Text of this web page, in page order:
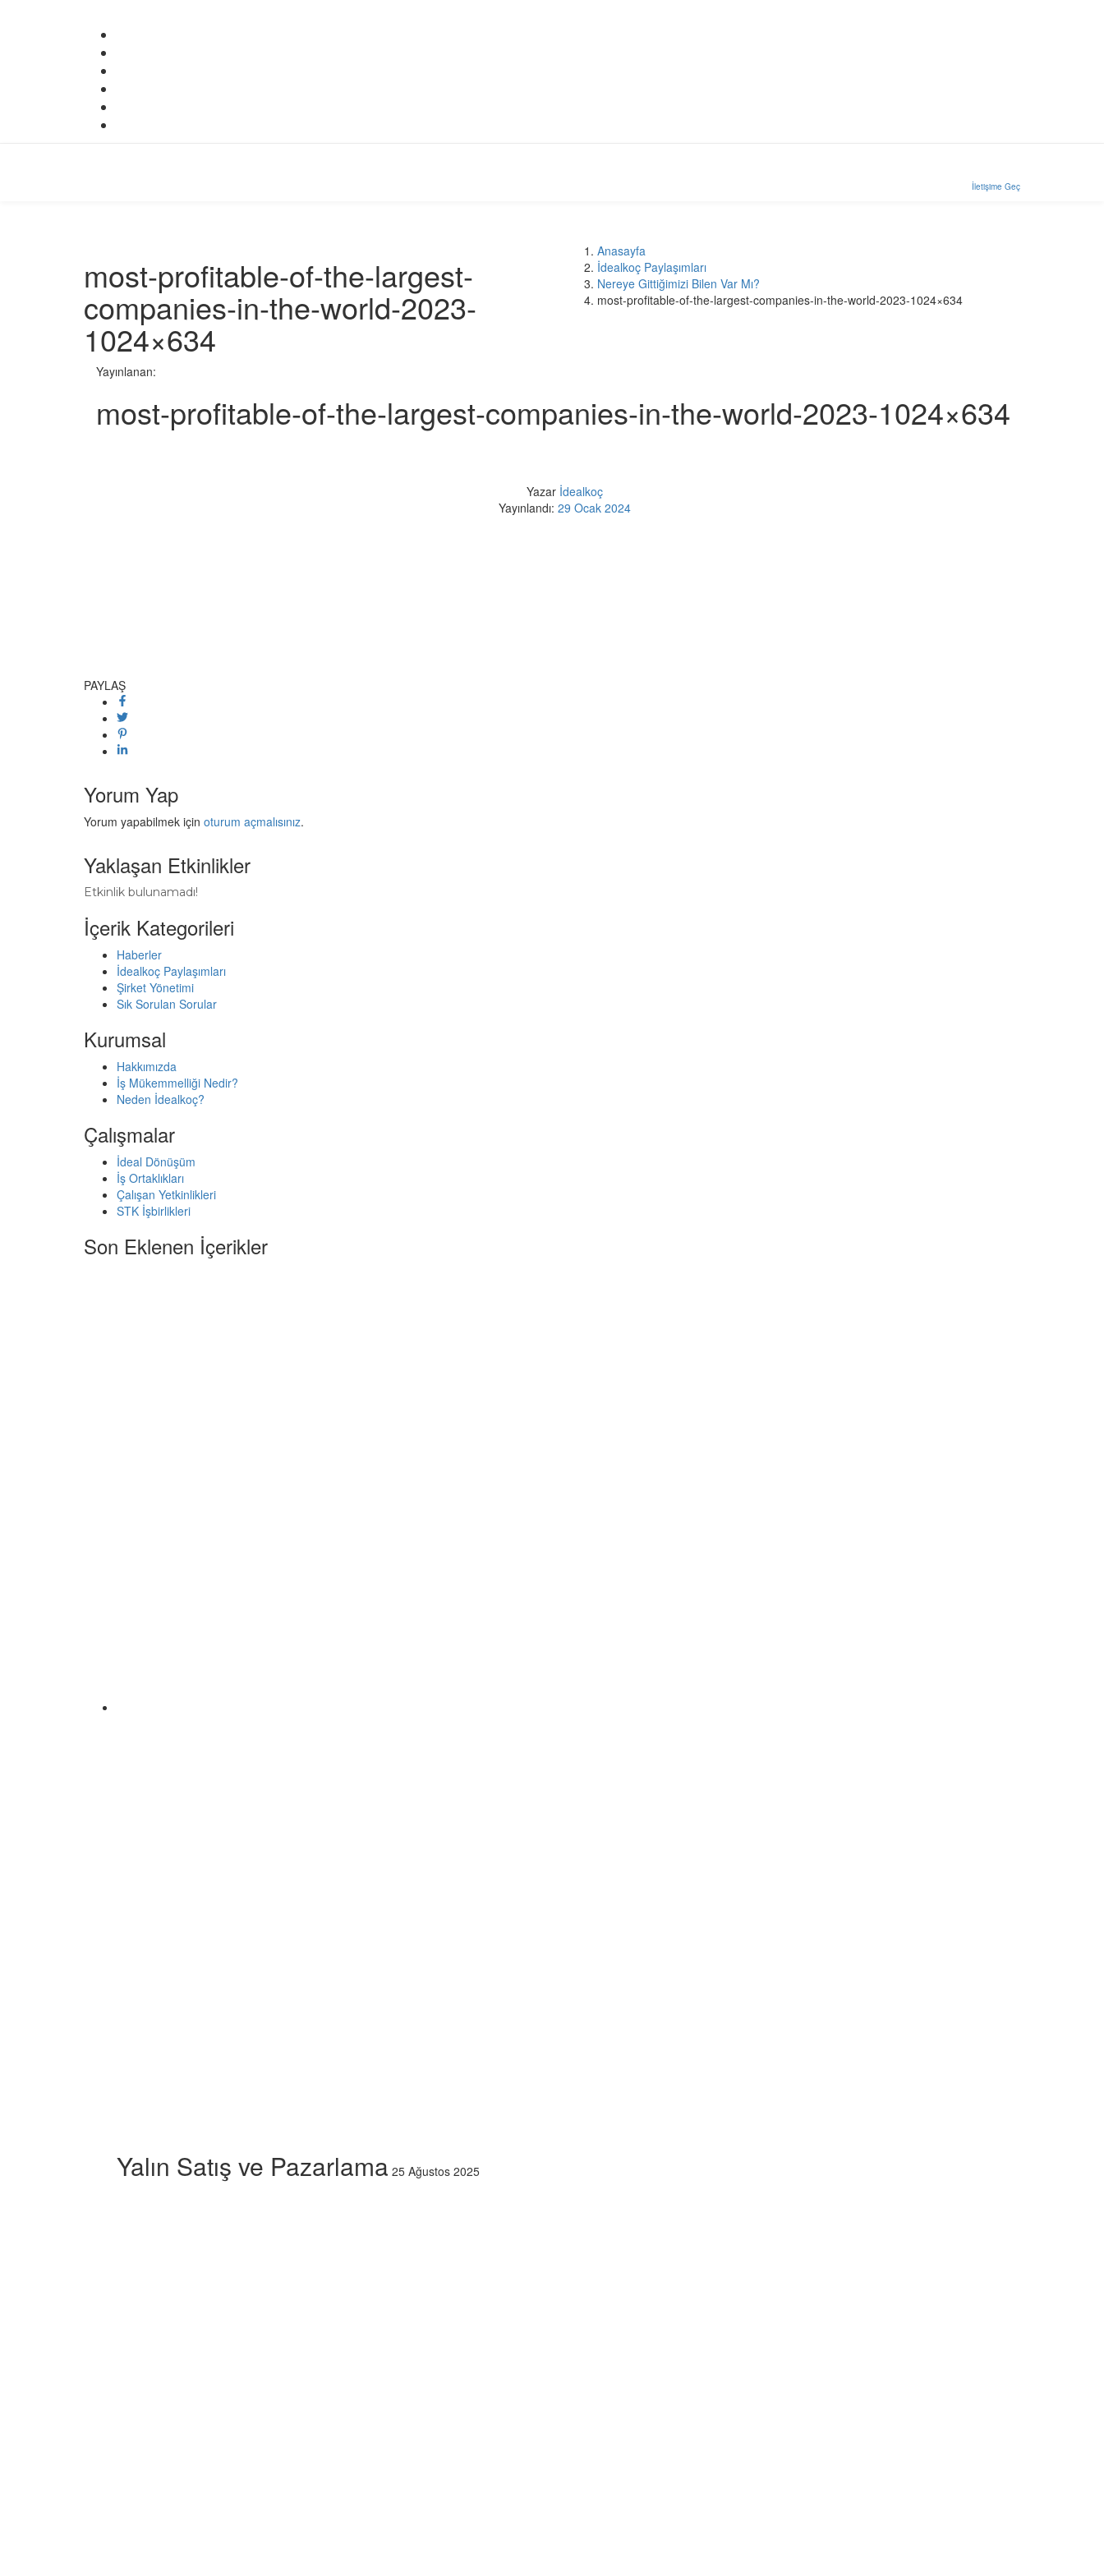
İletişime Geç
most-profitable-of-the-largest-
companies-in-the-world-2023-
1024×634
Anasayfa
İdealkoç Paylaşımları
Nereye Gittiğimizi Bilen Var Mı?
most-profitable-of-the-largest-companies-in-the-world-2023-1024×634
Yayınlanan:
most-profitable-of-the-largest-companies-in-the-world-2023-1024×634
Yazar İdealkoç
Yayınlandı: 29 Ocak 2024
PAYLAŞ
Yorum Yap
Yorum yapabilmek için oturum açmalısınız.
Yaklaşan Etkinlikler
Etkinlik bulunamadı!
İçerik Kategorileri
Haberler
İdealkoç Paylaşımları
Şirket Yönetimi
Sık Sorulan Sorular
Kurumsal
Hakkımızda
İş Mükemmelliği Nedir?
Neden İdealkoç?
Çalışmalar
İdeal Dönüşüm
İş Ortaklıkları
Çalışan Yetkinlikleri
STK İşbirlikleri
Son Eklenen İçerikler
Yalın Satış ve Pazarlama 25 Ağustos 2025